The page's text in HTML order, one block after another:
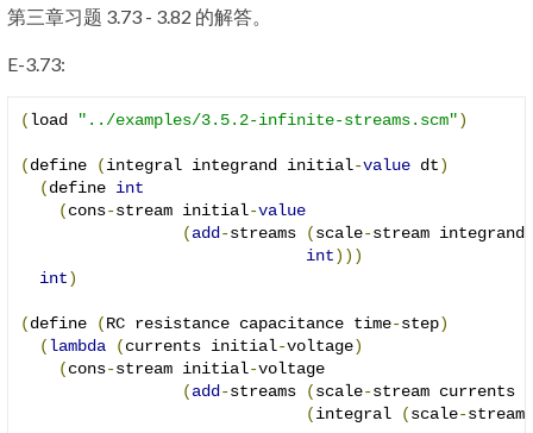
第三章习题 3.73 - 3.82 的解答。
E-3.73:
(load "../examples/3.5.2-infinite-streams.scm")
(define (integral integrand initial-value dt)
(define int
(cons-stream initial-value
(add -streams (scale-stream
int)))
int)
(define (RC resistance capacitance time-step)
(lambda (currents initial-voltage)
(cons-stream initial-voltage
(add -streams (scale-stream currents
(integral (scale-